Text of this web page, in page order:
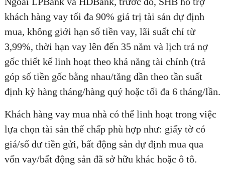
khách hàng vay tối đa 90% giá trị tài sản dự định
mua, không giới hạn số tiền vay, lãi suất chỉ từ
3,99%, thời hạn vay lên đến 35 năm và lịch trả nợ
gốc thiết kế linh hoạt theo khả năng tài chính (trả
góp số tiền gốc bằng nhau/tăng dần theo tần suất
định kỳ hàng tháng/hàng quý hoặc tối đa 6 tháng/lần.
Khách hàng vay mua nhà có thể linh hoạt trong việc
lựa chọn tài sản thế chấp phù hợp như: giấy tờ có
giá/số dư tiền gửi, bất động sản dự định mua qua
vốn vay/bất động sản đã sở hữu khác hoặc ô tô.
HOÀN THÀNH
Đăng ký tư vấn trực tiếp 24/7:
0835182528 - 0819151818